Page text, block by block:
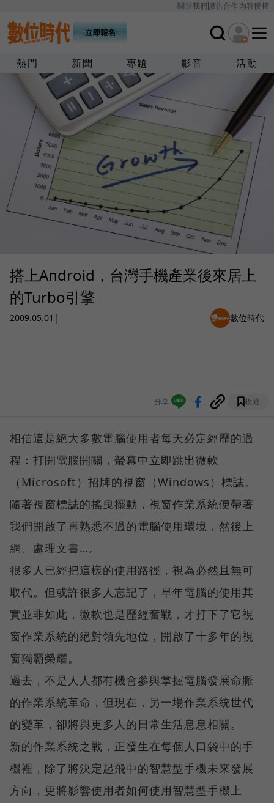
關於我們廣告合作內容授權
熱門 新聞 專題 影音 活動
搭上Android，台灣手機產業後來居上
的Turbo引擎
2009.05.01 | 數位時代
分享 收藏
相信這是絕大多數電腦使用者每天必定經歷的過
程：打開電腦開關，螢幕中立即跳出微軟
（Microsoft）招牌的視窗（Windows）標誌。
隨著視窗標誌的搖曳擺動，視窗作業系統便帶著
我們開啟了再熟悉不過的電腦使用環境，然後上
網、處理文書…。
很多人已經把這樣的使用路徑，視為必然且無可
取代。但或許很多人忘記了，早年電腦的使用其
實並非如此，微軟也是歷經奮戰，才打下了它視
窗作業系統的絕對領先地位，開啟了十多年的視
窗獨霸榮耀。
過去，不是人人都有機會參與掌握電腦發展命脈
的作業系統革命，但現在，另一場作業系統世代
的變革，卻將與更多人的日常生活息息相關。
新的作業系統之戰，正發生在每個人口袋中的手
機裡，除了將決定起飛中的智慧型手機未來發展
方向，更將影響使用者如何使用智慧型手機上